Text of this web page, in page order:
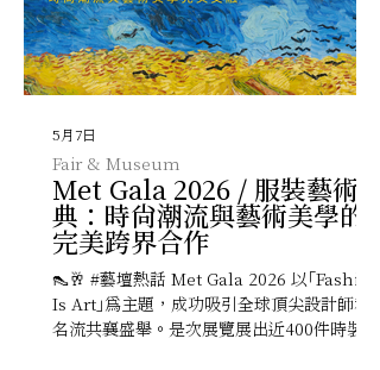
Met Gala 2026 / 服裝藝術盛
典：時尚潮流與藝術美學的
完美跨界合作
👠🥂 #藝壇熱話 Met Gala 2026 以「Fashion
Is Art」為主題，成功吸引全球頂尖設計師和
名流共襄盛舉。是次展覽展出近400件時裝，
Fair & Museum
5月7日